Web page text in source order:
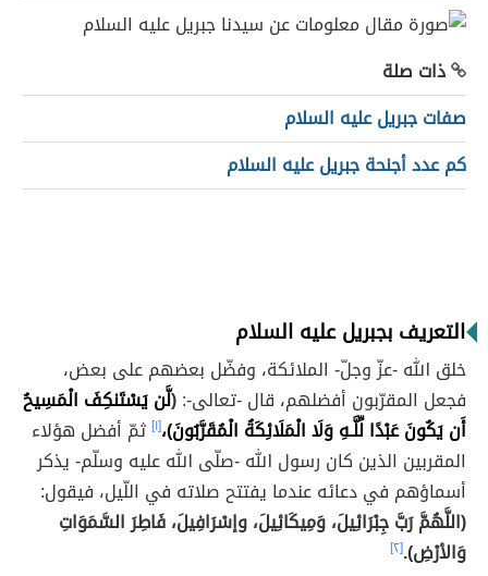
ذات صلة
صفات جبريل عليه السلام
كم عدد أجنحة جبريل عليه السلام
التعريف بجبريل عليه السلام
خلق الله -عزّ وجلّ- الملائكة، وفضّل بعضهم على بعض،
فجعل المقرّبون أفضلهم، قال -تعالى-:(لَّن يَسْتَنكِفَ الْمَسِيحُ
أَن يَكُونَ عَبْدًا لِّلَّـهِ وَلَا الْمَلَائِكَةُ الْمُقَرَّبُونَ)،[١] ثمّ أفضل هؤلاء
المقربين الذين كان رسول الله -صلّى الله عليه وسلّم- يذكر
أسماؤهم في دعائه عندما يفتتح صلاته في اللّيل، فيقول:
(اللَّهُمَّ رَبَّ جِبْرَائِيلَ، وَمِيكَائِيلَ، وإسْرَافِيلَ، فَاطِرَ السَّمَوَاتِ
وَالأرْضِ).[٢]